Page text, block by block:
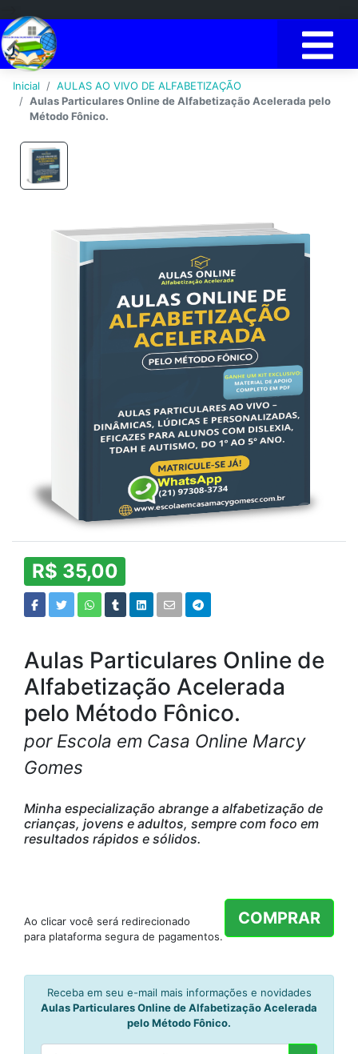
Inicial
AULAS AO VIVO DE ALFABETIZAÇÃO
Aulas Particulares Online de Alfabetização Acelerada pelo
Método Fônico.
R$ 35,00
Aulas Particulares Online de
Alfabetização Acelerada
pelo Método Fônico.
por Escola em Casa Online Marcy
Gomes
Minha especialização abrange a alfabetização de
crianças, jovens e adultos, sempre com foco em
resultados rápidos e sólidos.
COMPRAR
Ao clicar você será redirecionado
para plataforma segura de pagamentos.
Receba em seu e-mail mais informações e novidades
Aulas Particulares Online de Alfabetização Acelerada
pelo Método Fônico.